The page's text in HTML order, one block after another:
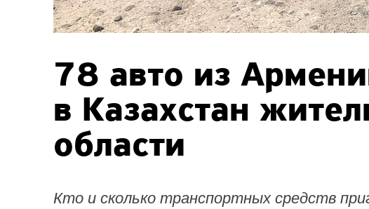
78 авто из
в Казахстан
области
Кто и сколько транспортных средств